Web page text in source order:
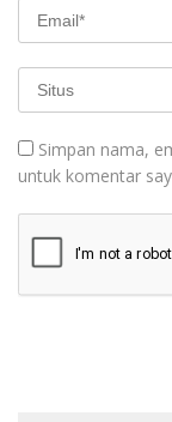
Simpan nama,
untuk komentar